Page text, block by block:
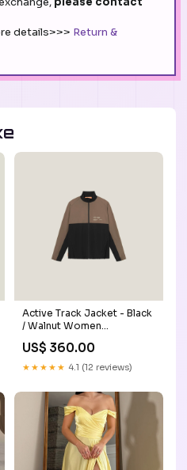
details>>> Return &
Active Track Jacket - Black
/ Walnut Women
US$ 360.00
★★★★★ 4.1 (12 reviews)